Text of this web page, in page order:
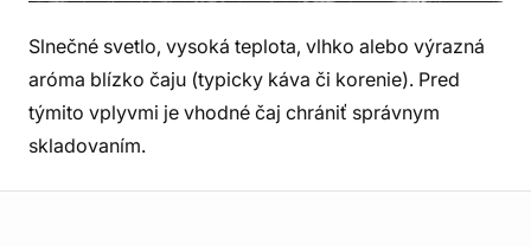
Slnečné svetlo, vysoká teplota, vlhko alebo výrazná
aróma blízko čaju (typicky káva či korenie). Pred
týmito vplyvmi je vhodné čaj chrániť správnym
skladovaním.